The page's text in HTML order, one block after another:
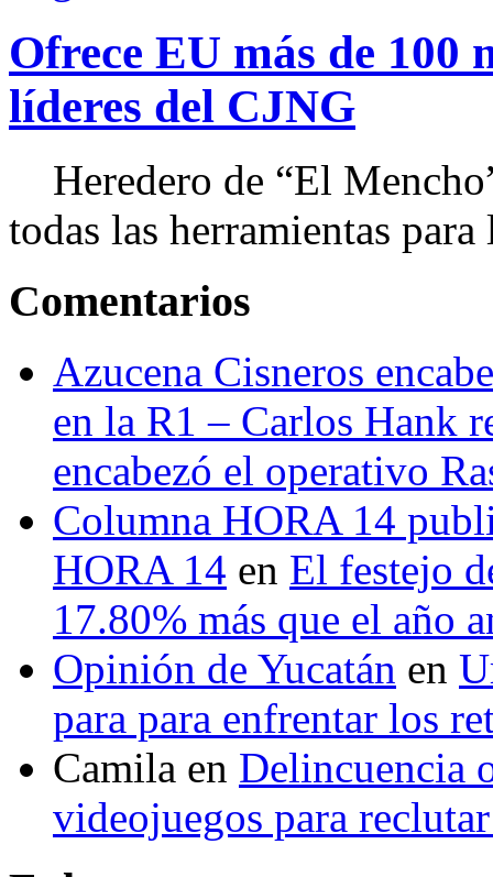
Ofrece EU más de 100
líderes del CJNG
Heredero de “El
todas las herramientas
Comentarios
Azucena Cisneros
en la R1 – Carlos Hank
encabezó el operativo
Columna HORA 14
HORA 14 en El festejo
17.80% más que el año
Opinión de Yucatán en
para para enfrentar los
Camila en Delincuencia
videojuegos para